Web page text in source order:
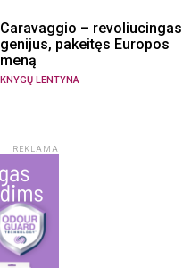
Caravaggio – revoliucingas
genijus, pakeitęs Europos
meną
KNYGŲ LENTYNA
REKLAMA